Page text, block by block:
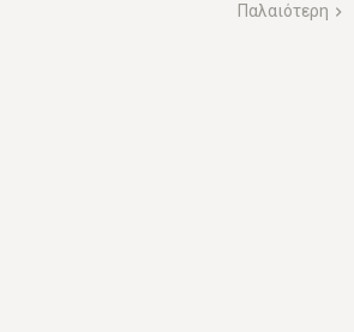
Παλαιότερη